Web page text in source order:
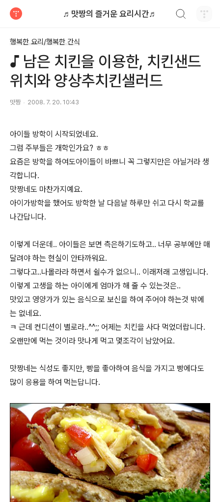
♬맛짱의 즐거운 요리시간♬
행복한 요리/행복한 간식
♪ 남은 치킨을 이용한, 치킨샌드
위치와 양상추치킨샐러드
맛짱 2008. 7. 20. 10:43
아이들 방학이 시작되었네요.
그럼 주부들은 개학인가요? ㅎㅎ
요즘은 방학을 하여도아이들이 바쁘니 꼭 그렇지만은 아닐거라 생
각합니다.
맛짱네도 마찬가지예요.
아이가방학을 했어도 방학한 날 다음날 하루만 쉬고 다시 학교를
나간답니다.
이렇게 더운데.. 아이들은 보면 측은하기도하고.. 너무 공부에만 매
달려야 하는 현실이 안타까워요.
그렇다고..나몰라라 하면서 쉴수가 없으니.. 이래저래 고생입니다.
이렇게 고생을 하는 아이에게 엄마가 해 줄 수 있는것은..
맛있고 영양가가 있는 음식으로 보신을 하여 주어야 하는것 밖에
는 없네요.
ㅋ 근데 컨디션이 별로라..^^;; 어제는 치킨을 사다 먹었더랍니다.
오랜만에 먹는 것이라 맛나게 먹고 몇조각이 남았어요.
맛짱네는 식성도 좋지만, 빵을 좋아하여 음식을 가지고 빵에다도
많이 응용을 하여 먹는답니다.